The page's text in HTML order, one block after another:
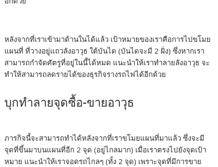
หลังจากที่เราเข้ามาด้านในได้แล้ว เป้าหมายของเราคือการไปขโมย
แผนที่ ที่วางอยู่แถวลังอาวุธ ใต้บันได (บันไดจะมี 2 ฝั่ง) ซึ่งหากเรา
สามารถกำจัดศัตรูที่อยู่ในนี้ได้หมด แนะนำให้เราทำลายลังอาวุธ จะ
ทำให้สามารถลดรายได้ของธุรกิจรางรถไฟได้อีกด้วย
บุกทำลายจุดซื้อ-ขายอาวุธ
ภารกิจนี้จะสามารถทำได้หลังจากที่เราขโมยแผนที่มาแล้ว ซึ่งจะมี
จุดที่ขึ้นมาบนแผนที่อีก 2 จุด (อยู่ไกลมาก) เมื่อเราตรงไปยังจุดเป้า
หมาย แนะนำให้เราจอดรถไกลๆ (ทั้ง 2 จุด) เพราะจุดที่มีการขาย